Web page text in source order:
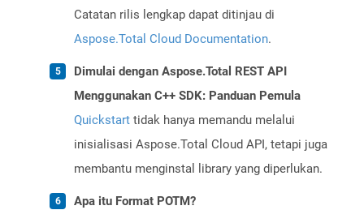
Catatan rilis lengkap dapat ditinjau di
Aspose.Total Cloud Documentation.
Dimulai dengan Aspose.Total REST API
Menggunakan C++ SDK: Panduan Pemula
Quickstart tidak hanya memandu melalui
inisialisasi Aspose.Total Cloud API, tetapi juga
membantu menginstal library yang diperlukan.
Apa itu Format POTM?